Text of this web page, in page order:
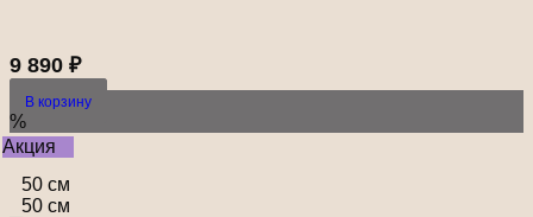
9 890 ₽
В корзину
%
Акция
50 см
50 см